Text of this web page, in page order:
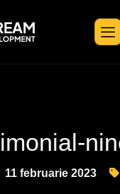
11 februarie 2023